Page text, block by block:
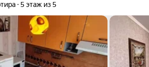
5 этаж из 5